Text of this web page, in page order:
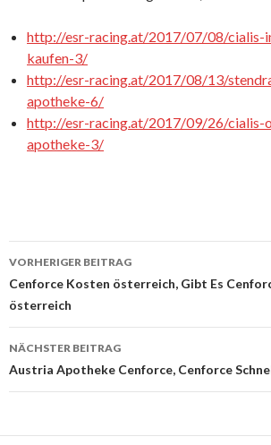
http://esr-racing.at/2017/07/08/cialis-
kaufen-3/
http://esr-racing.at/2017/08/13/
apotheke-6/
http://esr-racing.at/2017/09/26/cialis-
apotheke-3/
Beitrags-
Navigation
VORHERIGER BEITRAG
Cenforce Kosten österreich, Gibt Es
österreich
NÄCHSTER BEITRAG
Austria Apotheke Cenforce, Cenforce